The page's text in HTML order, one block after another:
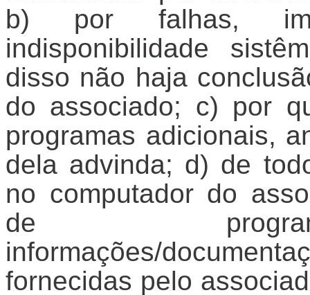
b) por falhas,
indisponibilidade
disso não haja
do associado; c) por
programas adicionais,
dela advinda; d) de
no computador do
de programas/
informações/
fornecidas pelo